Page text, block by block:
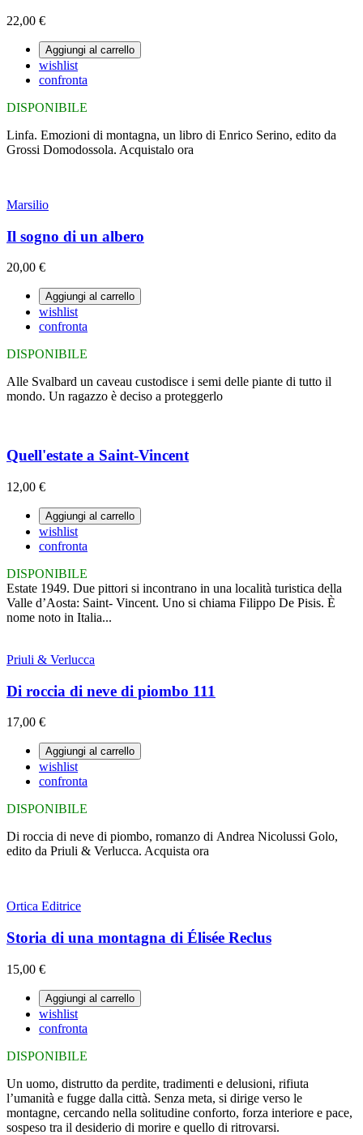
22,00 €
Aggiungi al carrello
wishlist
confronta
DISPONIBILE
Linfa. Emozioni di montagna, un libro di Enrico Serino, edito da
Grossi Domodossola. Acquistalo ora
Marsilio
Il sogno di un albero
20,00 €
Aggiungi al carrello
wishlist
confronta
DISPONIBILE
Alle Svalbard un caveau custodisce i semi delle piante di tutto il
mondo. Un ragazzo è deciso a proteggerlo
Quell'estate a Saint-Vincent
12,00 €
Aggiungi al carrello
wishlist
confronta
DISPONIBILE
Estate 1949. Due pittori si incontrano in una località turistica della
Valle d’Aosta: Saint- Vincent. Uno si chiama Filippo De Pisis. È
nome noto in Italia...
Priuli & Verlucca
Di roccia di neve di piombo 111
17,00 €
Aggiungi al carrello
wishlist
confronta
DISPONIBILE
Di roccia di neve di piombo, romanzo di Andrea Nicolussi Golo,
edito da Priuli & Verlucca. Acquista ora
Ortica Editrice
Storia di una montagna di Élisée Reclus
15,00 €
Aggiungi al carrello
wishlist
confronta
DISPONIBILE
Un uomo, distrutto da perdite, tradimenti e delusioni, rifiuta
l’umanità e fugge dalla città. Senza meta, si dirige verso le
montagne, cercando nella solitudine conforto, forza interiore e pace,
sospeso tra il desiderio di morire e quello di ritrovarsi.